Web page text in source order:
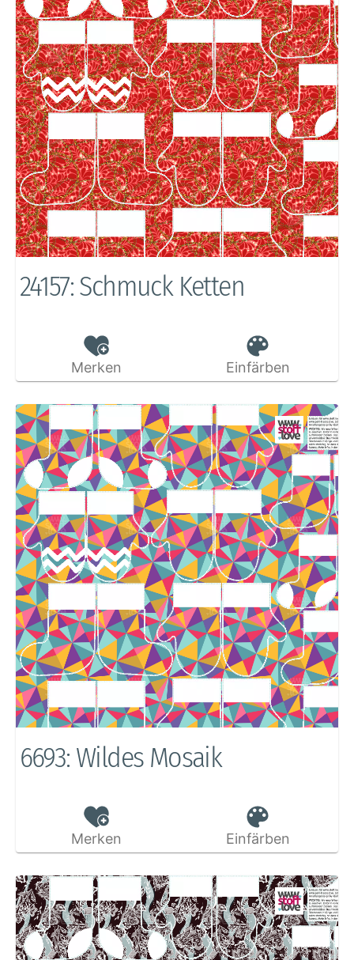
24157: Schmuck Ketten
Merken Einfärben
6693: Wildes Mosaik
Merken Einfärben